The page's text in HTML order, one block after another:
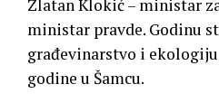
Zlatan Klokić – ministar
ministar pravde. Godinu
građevinarstvo i
godine u Šamcu.